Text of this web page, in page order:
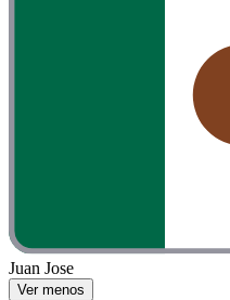
Juan Jose
Ver menos